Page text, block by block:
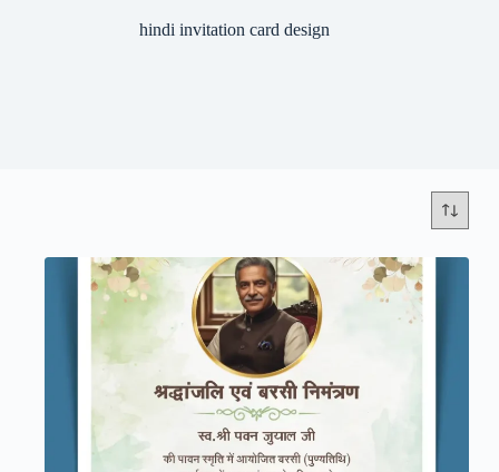
hindi invitation card design